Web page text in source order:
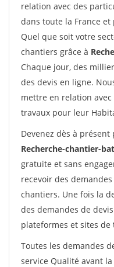
relation avec des
dans toute la France
Quel que soit votre
chantiers grâce à
Chaque jour, des
des devis en ligne.
mettre en relation
travaux pour leur
Devenez dès à
Recherche-chantier-
gratuite et sans
recevoir des
chantiers. Une fois la
des demandes de
plateformes et sites
Toutes les demandes
service Qualité avant